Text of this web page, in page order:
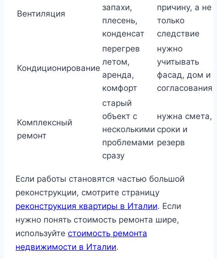
Вентиляция
запахи,
плесень,
конденсат
причину, а не
только
следствие
Кондиционирование
перегрев
летом,
аренда,
комфорт
нужно
учитывать
фасад, дом и
согласования
Комплексный
ремонт
старый
объект с
несколькими
проблемами
сразу
нужна смета,
сроки и
резерв
Если работы становятся частью большой
реконструкции, смотрите страницу
реконструкция квартиры в Италии. Если
нужно понять стоимость ремонта шире,
используйте стоимость ремонта
недвижимости в Италии.